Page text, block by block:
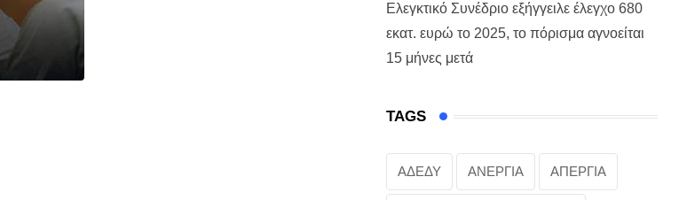
Ελεγκτικό Συνέδριο εξήγγειλε έλεγχο 680
εκατ. ευρώ το 2025, το πόρισμα αγνοείται
15 μήνες μετά
TAGS
ΑΔΕΔΥ ΑΝΕΡΓΙΑ ΑΠΕΡΓΙΑ